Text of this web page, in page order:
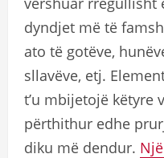
dyndjet më të
ato të gotëve,
sllavëve, etj.
t’u mbijetojë këtyre
përthithur edhe
diku më dendur.